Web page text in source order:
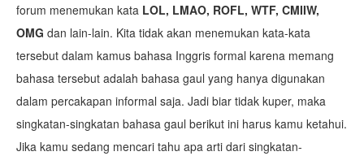
forum menemukan kata LOL, LMAO, ROFL, WTF, CMIIW,
OMG dan lain-lain. Kita tidak akan menemukan kata-kata
tersebut dalam kamus bahasa Inggris formal karena memang
bahasa tersebut adalah bahasa gaul yang hanya digunakan
dalam percakapan informal saja. Jadi biar tidak kuper, maka
singkatan-singkatan bahasa gaul berikut ini harus kamu ketahui.
Jika kamu sedang mencari tahu apa arti dari singkatan-